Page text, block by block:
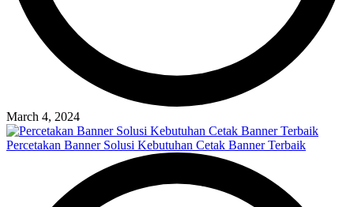
March 4, 2024
Percetakan Banner Solusi Kebutuhan Cetak Banner Terbaik